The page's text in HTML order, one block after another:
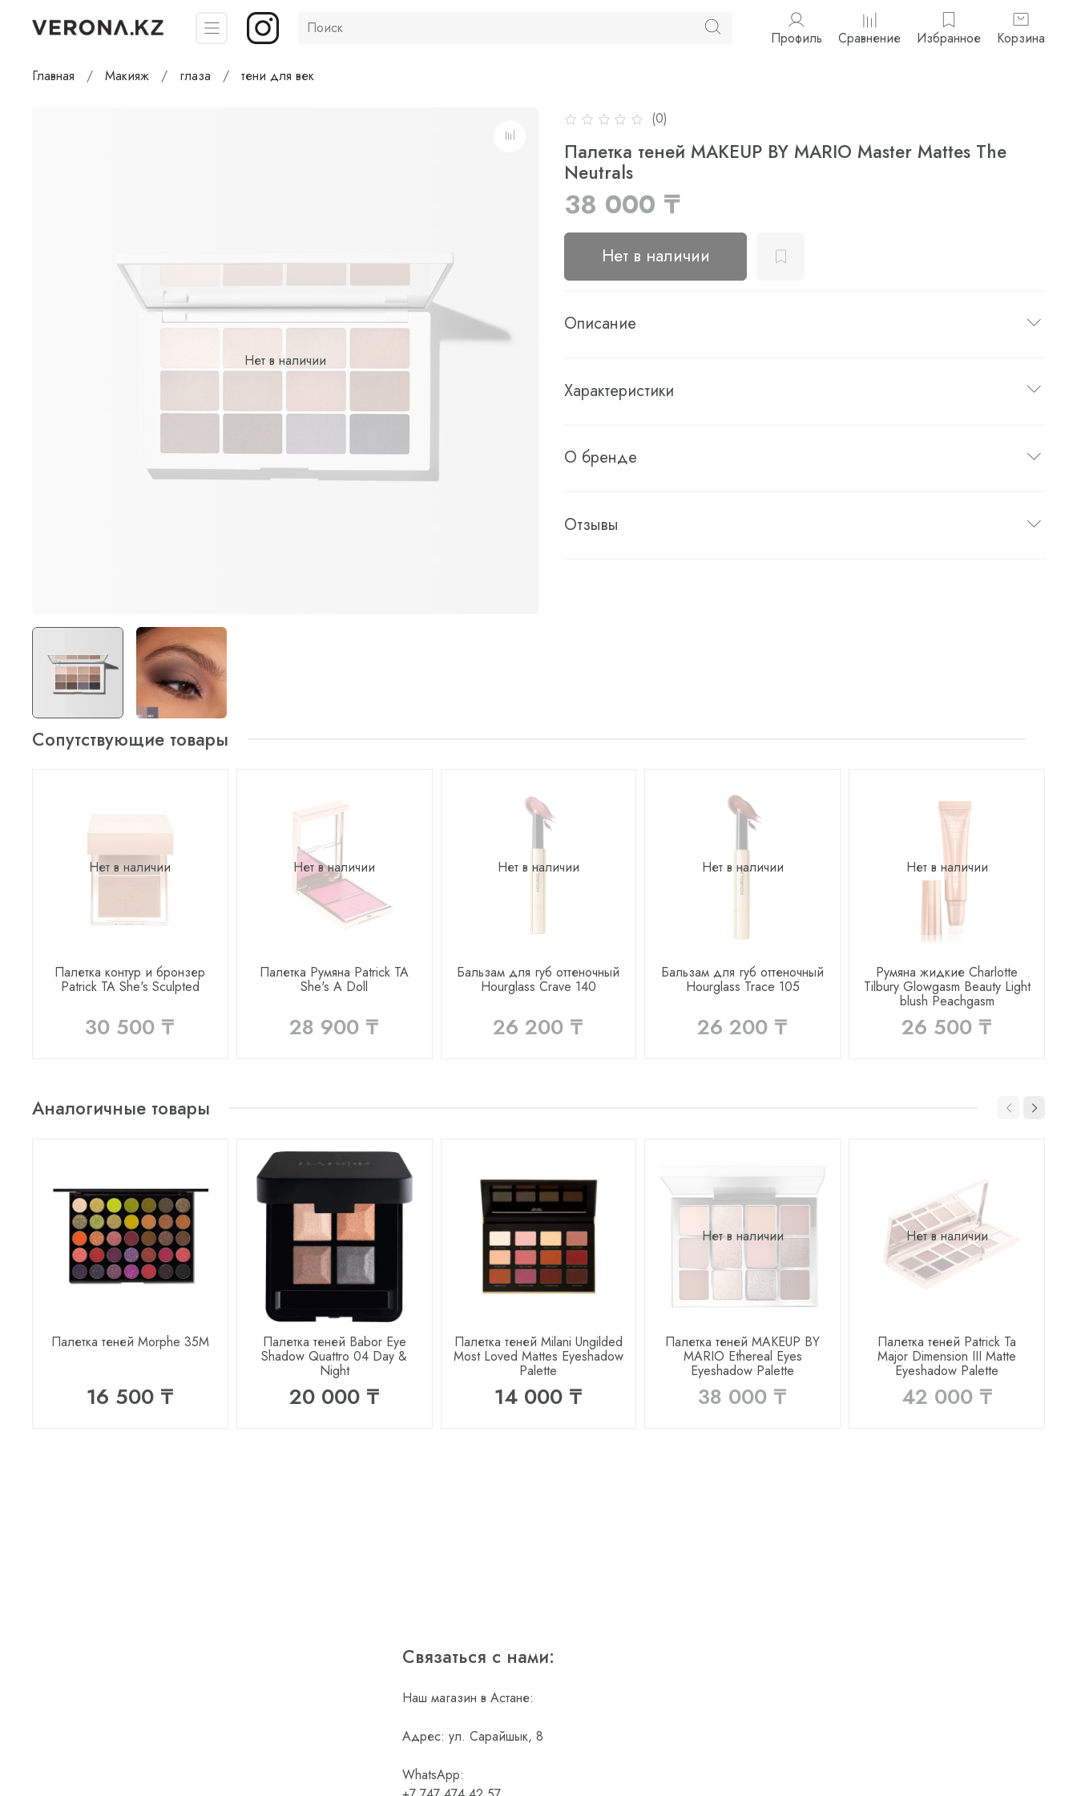
Профиль Сравнение Избранное Корзина
Главная Макияж глаза тени для век
Нет в наличии
(0)
Палетка теней MAKEUP BY MARIO Master Mattes The
Neutrals
38 000 ₸
Нет в наличии
Описание
Характеристики
О бренде
Отзывы
Сопутствующие товары
Нет в наличии
Палетка контур и бронзер
Patrick TA She's Sculpted
30 500 ₸
Нет в наличии
Палетка Румяна Patrick TA
She's A Doll
28 900 ₸
Нет в наличии
Бальзам для губ оттеночный
Hourglass Crave 140
26 200 ₸
Нет в наличии
Бальзам для губ оттеночный
Hourglass Trace 105
26 200 ₸
Нет в наличии
Румяна жидкие Charlotte
Tilbury Glowgasm Beauty Light
blush Peachgasm
26 500 ₸
Аналогичные товары
Палетка теней Morphe 35M
16 500 ₸
Палетка теней Babor Eye
Shadow Quattro 04 Day &
Night
20 000 ₸
Палетка теней Milani Ungilded
Most Loved Mattes Eyeshadow
Palette
14 000 ₸
Нет в наличии
Палетка теней MAKEUP BY
MARIO Ethereal Eyes
Eyeshadow Palette
38 000 ₸
Нет в наличии
Палетка теней Patrick Ta
Major Dimension III Matte
Eyeshadow Palette
42 000 ₸
Связаться с нами:
Наш магазин в Астане:
Адрес: ул. Сарайшык, 8
WhatsApp: